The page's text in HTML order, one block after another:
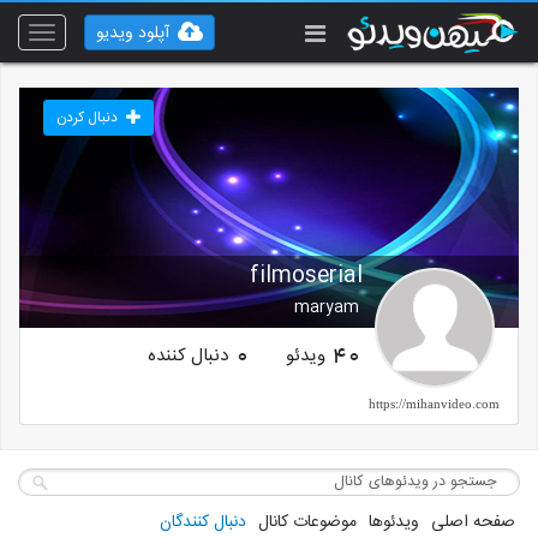
Toggle
آپلود ویدیو
filmoserial
maryam
دنبال کردن
40 ویدئو 0 دنبال کننده
https://mihanvideo.com
صفحه اصلی ویدئوها موضوعات کانال دنبال کنندگان